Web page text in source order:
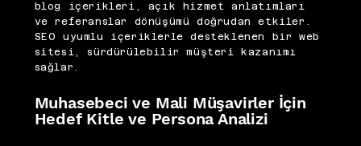
blog içerikleri, açık hizmet anlatımları
ve referanslar dönüşümü doğrudan etkiler.
SEO uyumlu içeriklerle desteklenen bir web
sitesi, sürdürülebilir müşteri kazanımı
sağlar.
Muhasebeci ve Mali Müşavirler İçin
Hedef Kitle ve Persona Analizi